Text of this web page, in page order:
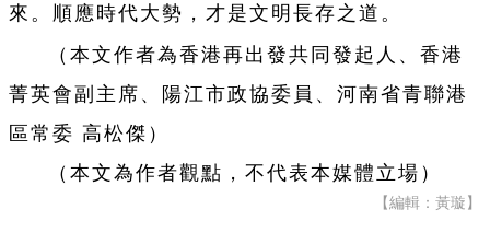
來。順應時代大勢，才是文明長存之道。
（本文作者為香港再出發共同發起人、香港
菁英會副主席、陽江市政協委員、河南省青聯港
區常委 高松傑）
（本文為作者觀點，不代表本媒體立場）
【編輯：黃璇】